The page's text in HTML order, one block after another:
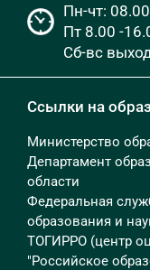
Пн-чт:
Пт 8.00 -
Сб-вс
Ссылки на
Министерство
Департамент
области
Федеральная
образования и
ТОГИРРО (центр
"Российское